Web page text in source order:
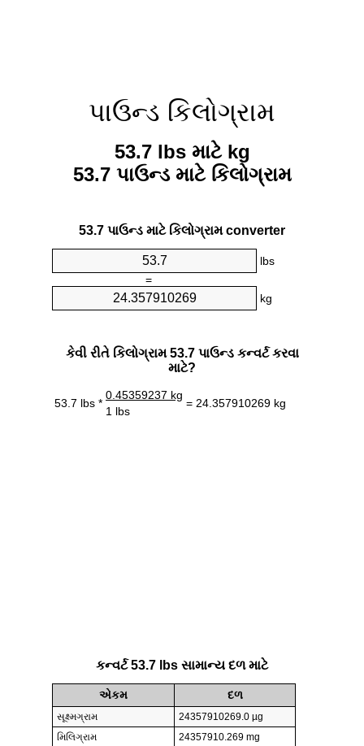
પાઉન્ડ કિલોગ્રામ
53.7 lbs માટે kg
53.7 પાઉન્ડ માટે કિલોગ્રામ
53.7 પાઉન્ડ માટે કિલોગ્રામ converter
lbs
=
kg
કેવી રીતે કિલોગ્રામ 53.7 પાઉન્ડ કન્વર્ટ કરવા
માટે?
53.7 lbs *
0.45359237 kg
= 24.357910269 kg
1 lbs
કન્વર્ટ 53.7 lbs સામાન્ય દળ માટે
એકમ દળ
સૂક્ષ્મગ્રામ
24357910269.0 µg
મિલિગ્રામ
24357910.269 mg